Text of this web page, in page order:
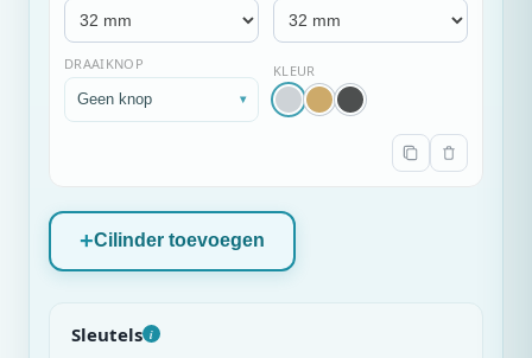
DRAAIKNOP
Geen knop ▾
KLEUR
Cilinder toevoegen
Sleutels i